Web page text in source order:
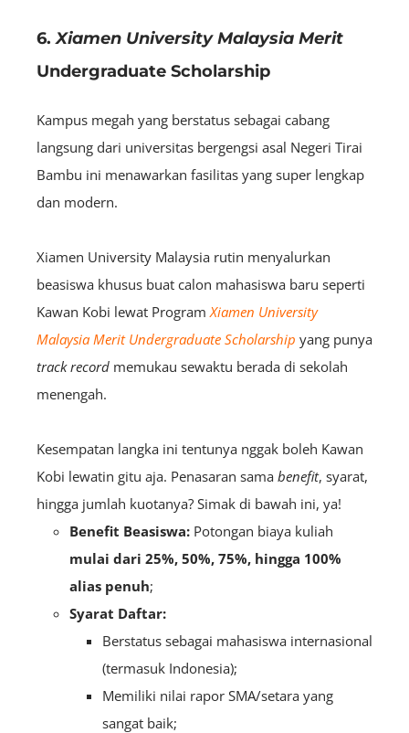
6.Xiamen University Malaysia Merit
Undergraduate Scholarship
Kampus megah yang berstatus sebagai cabang
langsung dari universitas bergengsi asal Negeri Tirai
Bambu ini menawarkan fasilitas yang super lengkap
dan modern.
Xiamen University Malaysia rutin menyalurkan
beasiswa khusus buat calon mahasiswa baru seperti
Kawan Kobi lewat Program Xiamen University
Malaysia Merit Undergraduate Scholarship yang punya
track record memukau sewaktu berada di sekolah
menengah.
Kesempatan langka ini tentunya nggak boleh Kawan
Kobi lewatin gitu aja. Penasaran sama benefit, syarat,
hingga jumlah kuotanya? Simak di bawah ini, ya!
Benefit Beasiswa: Potongan biaya kuliah
mulai dari 25%, 50%, 75%, hingga 100%
alias penuh;
Syarat Daftar:
Berstatus sebagai mahasiswa internasional
(termasuk Indonesia);
Memiliki nilai rapor SMA/setara yang
sangat baik;